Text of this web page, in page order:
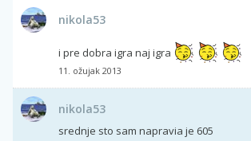
nikola53
i pre dobra igra naj igra
11. ožujak 2013
nikola53
srednje sto sam napravia je 605